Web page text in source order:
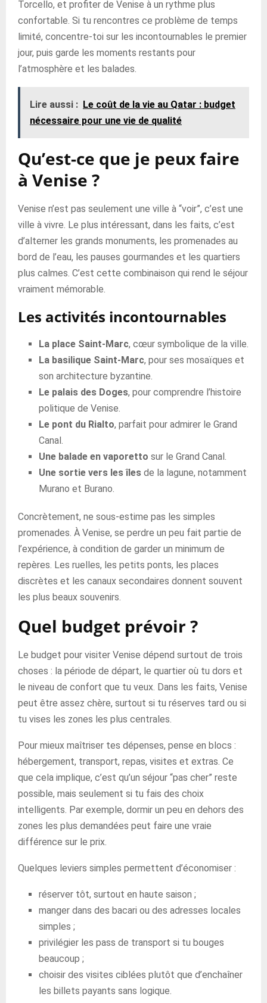
Torcello, et profiter de Venise à un rythme plus
confortable. Si tu rencontres ce problème de temps
limité, concentre-toi sur les incontournables le premier
jour, puis garde les moments restants pour
l’atmosphère et les balades.
Lire aussi : Le coût de la vie au Qatar : budget
nécessaire pour une vie de qualité
Qu’est-ce que je peux faire
à Venise ?
Venise n’est pas seulement une ville à “voir”, c’est une
ville à vivre. Le plus intéressant, dans les faits, c’est
d’alterner les grands monuments, les promenades au
bord de l’eau, les pauses gourmandes et les quartiers
plus calmes. C’est cette combinaison qui rend le séjour
vraiment mémorable.
Les activités incontournables
La place Saint-Marc, cœur symbolique de la ville.
La basilique Saint-Marc, pour ses mosaïques et
son architecture byzantine.
Le palais des Doges, pour comprendre l’histoire
politique de Venise.
Le pont du Rialto, parfait pour admirer le Grand
Canal.
Une balade en vaporetto sur le Grand Canal.
Une sortie vers les îles de la lagune, notamment
Murano et Burano.
Concrètement, ne sous-estime pas les simples
promenades. À Venise, se perdre un peu fait partie de
l’expérience, à condition de garder un minimum de
repères. Les ruelles, les petits ponts, les places
discrètes et les canaux secondaires donnent souvent
les plus beaux souvenirs.
Quel budget prévoir ?
Le budget pour visiter Venise dépend surtout de trois
choses : la période de départ, le quartier où tu dors et
le niveau de confort que tu veux. Dans les faits, Venise
peut être assez chère, surtout si tu réserves tard ou si
tu vises les zones les plus centrales.
Pour mieux maîtriser tes dépenses, pense en blocs :
hébergement, transport, repas, visites et extras. Ce
que cela implique, c’est qu’un séjour “pas cher” reste
possible, mais seulement si tu fais des choix
intelligents. Par exemple, dormir un peu en dehors des
zones les plus demandées peut faire une vraie
différence sur le prix.
Quelques leviers simples permettent d’économiser :
réserver tôt, surtout en haute saison ;
manger dans des bacari ou des adresses locales
simples ;
privilégier les pass de transport si tu bouges
beaucoup ;
choisir des visites ciblées plutôt que d’enchaîner
les billets payants sans logique.